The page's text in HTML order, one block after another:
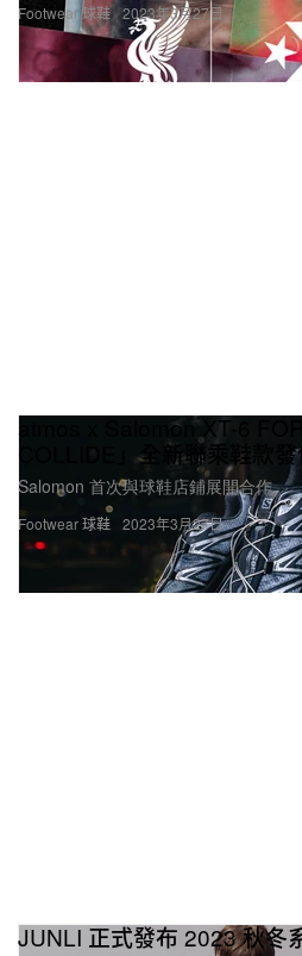
Footwear 球鞋 2023年3月27日
Footwear 球鞋
atmos x Salomon XT-6
COLLIDE」全新聯乘鞋款
Salomon 首次與球鞋店鋪展開合作。
2023年3月27日
JUNLI 正式發布 2023 秋冬